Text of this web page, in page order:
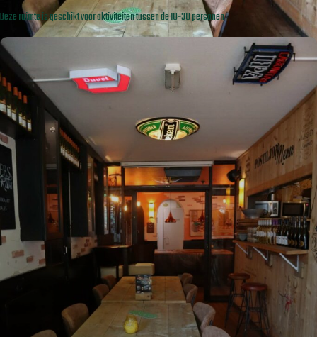
Deze ruimte is geschikt voor aktiviteiten tussen de 10-30 personen